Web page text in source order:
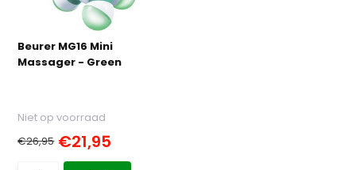
Beurer MG16 Mini
Massager - Green
Niet op voorraad
€26,95 €21,95